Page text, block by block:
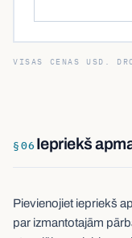
VISAS CENAS USD.
§06 Iepriekš
Pievienojiet iepriekš
par izmantotajām